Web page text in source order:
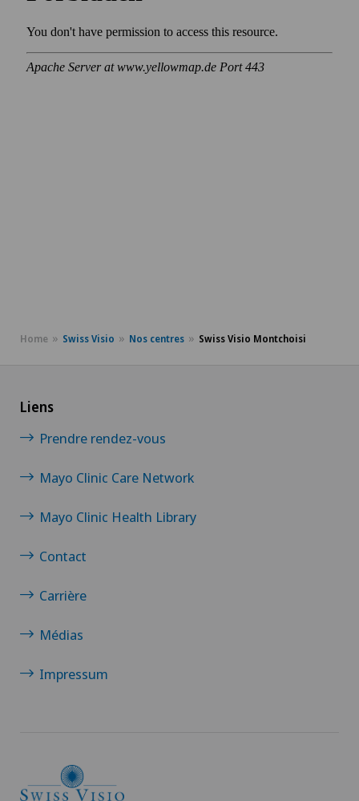
Home Swiss Visio Nos centres Swiss Visio Montchoisi
Liens
Prendre rendez-vous
Mayo Clinic Care Network
Mayo Clinic Health Library
Contact
Carrière
Médias
Impressum